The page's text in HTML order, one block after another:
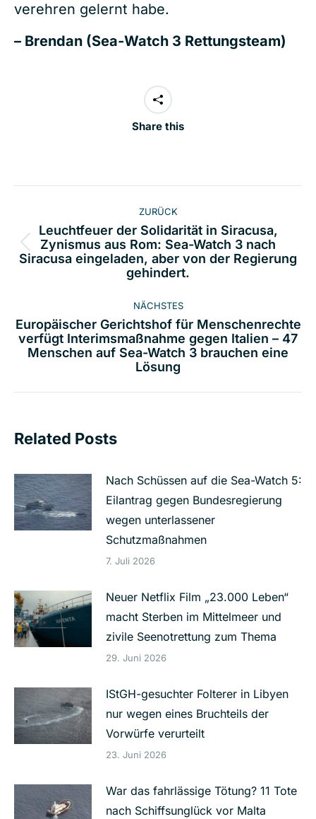
verehren gelernt habe.
– Brendan (Sea-Watch 3 Rettungsteam)
Share this
ZURÜCK
Vorheriger
Beitrag:
Leuchtfeuer der Solidarität in Siracusa,
Zynismus aus Rom: Sea-Watch 3 nach
Siracusa eingeladen, aber von der Regierung
gehindert.
NÄCHSTES
Nächster
Beitrag:
Europäischer Gerichtshof für Menschenrechte
verfügt Interimsmaßnahme gegen Italien – 47
Menschen auf Sea-Watch 3 brauchen eine
Lösung
Related Posts
Nach Schüssen auf die Sea-Watch 5:
Eilantrag gegen Bundesregierung
wegen unterlassener
Schutzmaßnahmen
7. Juli 2026
Neuer Netflix Film „23.000 Leben“
macht Sterben im Mittelmeer und
zivile Seenotrettung zum Thema
29. Juni 2026
IStGH-gesuchter Folterer in Libyen
nur wegen eines Bruchteils der
Vorwürfe verurteilt
23. Juni 2026
War das fahrlässige Tötung? 11 Tote
nach Schiffsunglück vor Malta